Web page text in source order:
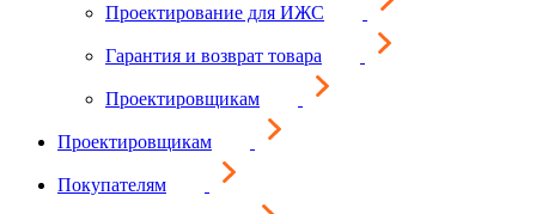
Проектирование для ИЖС
Гарантия и возврат товара
Проектировщикам
Проектировщикам
Покупателям